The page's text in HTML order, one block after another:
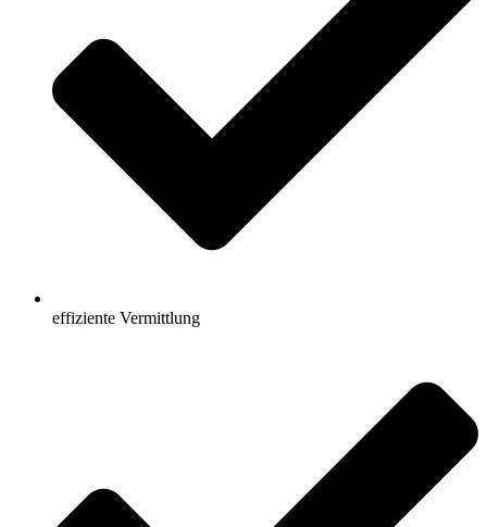
effiziente Vermittlung